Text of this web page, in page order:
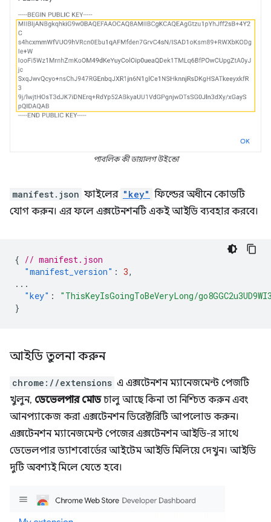
পাবলিক কী ডায়ালগ উইন্ডো
manifest.json ফাইলের "key" ফিল্ডের অধীনে কোডটি
যোগ করুন। এর ফলে এক্সটেনশনটি একই আইডি ব্যবহার করবে।
{ // manifest.json
"manifest_version" : 3,
...
"key" :
"ThisKeyIsGoingToBeVeryLong/
}
আইডি তুলনা করুন
chrome://extensions এ এক্সটেনশন ম্যানেজমেন্ট পেজটি
খুলুন, ডেভেলপার মোডচালু আছে কিনা তা নিশ্চিত করুন এবং
আনপ্যাকেজ করা এক্সটেনশন ডিরেক্টরিটি আপলোড করুন।
এক্সটেনশন ম্যানেজমেন্ট পেজের এক্সটেনশন আইডি-র সাথে
ডেভেলপার ড্যাশবোর্ডের আইটেম আইডি মিলিয়ে দেখুন। আইডি
দুটি অবশ্যই মিলে যেতে হবে।